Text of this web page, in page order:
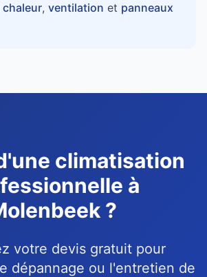
chaleur, ventilation et panneaux
climatisation
à
?
votre devis gratuit pour
dépannage ou l'entretien de